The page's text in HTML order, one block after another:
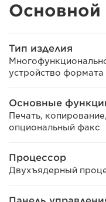
Основной
Тип изделия
устройство формата
Основные
Печать,
опциональный факс
Процессор
Двухъядерный